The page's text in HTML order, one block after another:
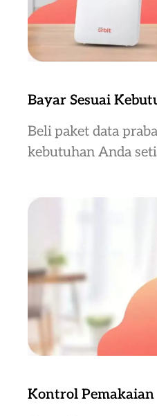
Bayar Sesuai
Beli paket data
kebutuhan Anda
Kontrol Pemakaian